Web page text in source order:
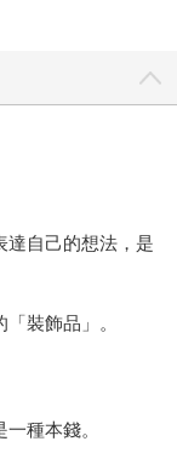
達自己的想法，是
裝飾品」。
種本錢。